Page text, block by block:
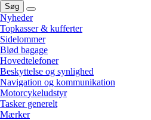
Søg
Nyheder
Topkasser & kufferter
Sidelommer
Blød bagage
Hovedtelefoner
Beskyttelse og synlighed
Navigation og kommunikation
Motorcykeludstyr
Tasker generelt
Mærker